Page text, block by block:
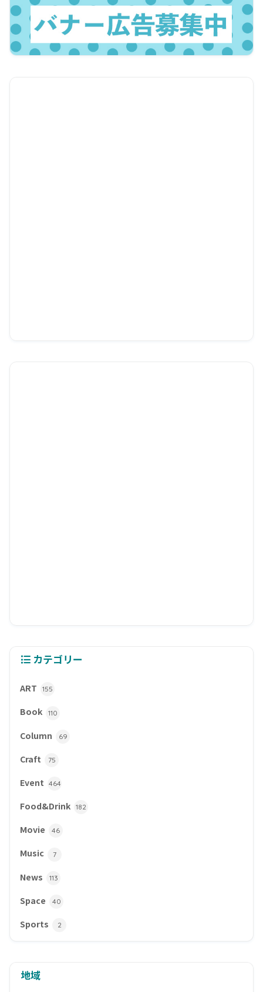
カテゴリー
ART 155
Book 110
Column 69
Craft 75
Event 464
Food&Drink 182
Movie 46
Music 7
News 113
Space 40
Sports 2
地域